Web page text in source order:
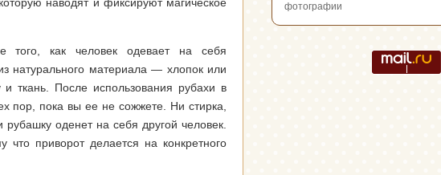
наводят и фиксируют магическое
того, как человек одевает на себя
натурального материала — хлопок или
ткань. После использования рубахи в
пор, пока вы ее не сожжете. Ни стирка,
оденет на себя другой человек.
приворот делается на конкретного
фотографии